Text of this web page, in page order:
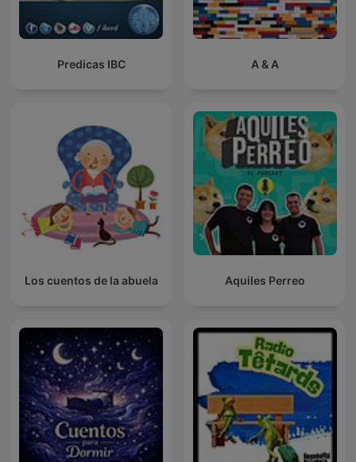
Predicas IBC A & A
Los cuentos de la abuela Aquiles Perreo